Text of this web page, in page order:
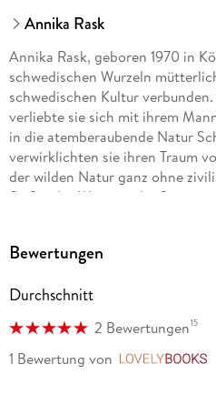
Annika Rask
Annika Rask, geboren 1970 in
schwedischen Wurzeln
schwedischen Kultur
verliebte sie sich mit ihrem
in die atemberaubende Natur
verwirklichten sie ihren Traum
der wilden Natur ganz ohne
fließendes Wasser oder Strom
richtet sich an alle, die sich für
Ihre Leidenschaft für die Natur
Schwedisch Lappland teilt sie
Ausgerechnet-Lappland, auf der
Bewertungen
Durchschnitt
2 Bewertungen15
1 Bewertung von